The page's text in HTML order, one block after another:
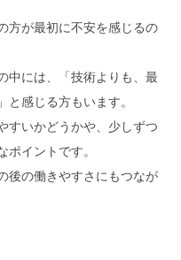
方が最初に不安を感じるの
中には、「技術よりも、最
感じる方もいます。
すいかどうかや、少しずつ
イントです。
後の働きやすさにもつなが